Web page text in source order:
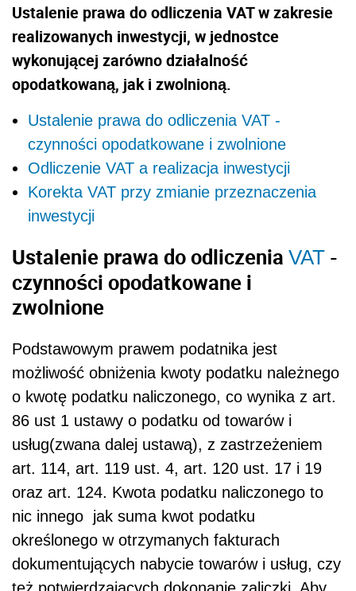
Ustalenie prawa do odliczenia VAT w zakresie
realizowanych inwestycji, w jednostce
wykonującej zarówno działalność
opodatkowaną, jak i zwolnioną.
Ustalenie prawa do odliczenia VAT -
czynności opodatkowane i zwolnione
Odliczenie VAT a realizacja inwestycji
Korekta VAT przy zmianie przeznaczenia
inwestycji
Ustalenie prawa do odliczenia VAT -
czynności opodatkowane i
zwolnione
Podstawowym prawem podatnika jest
możliwość obniżenia kwoty podatku należnego
o kwotę podatku naliczonego, co wynika z art.
86 ust 1 ustawy o podatku od towarów i
usług(zwana dalej ustawą), z zastrzeżeniem
art. 114, art. 119 ust. 4, art. 120 ust. 17 i 19
oraz art. 124. Kwota podatku naliczonego to
nic innego jak suma kwot podatku
określonego w otrzymanych fakturach
dokumentujących nabycie towarów i usług, czy